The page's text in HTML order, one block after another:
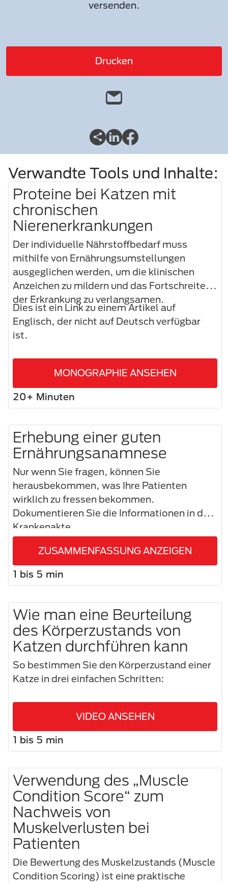
versenden.
Drucken
Verwandte Tools und Inhalte:
Proteine bei Katzen mit
chronischen
Nierenerkrankungen
Der individuelle Nährstoffbedarf muss
mithilfe von Ernährungsumstellungen
ausgeglichen werden, um die klinischen
Anzeichen zu mildern und das Fortschreiten
der Erkrankung zu verlangsamen.
Dies ist ein Link zu einem Artikel auf
Englisch, der nicht auf Deutsch verfügbar
ist.
MONOGRAPHIE ANSEHEN
20+ Minuten
Erhebung einer guten
Ernährungsanamnese
Nur wenn Sie fragen, können Sie
herausbekommen, was Ihre Patienten
wirklich zu fressen bekommen.
Dokumentieren Sie die Informationen in der
Krankenakte.
ZUSAMMENFASSUNG ANZEIGEN
1 bis 5 min
Wie man eine Beurteilung
des Körperzustands von
Katzen durchführen kann
So bestimmen Sie den Körperzustand einer
Katze in drei einfachen Schritten:
VIDEO ANSEHEN
1 bis 5 min
Verwendung des „Muscle
Condition Score“ zum
Nachweis von
Muskelverlusten bei
Patienten
Die Bewertung des Muskelzustands (Muscle
Condition Scoring) ist eine praktische